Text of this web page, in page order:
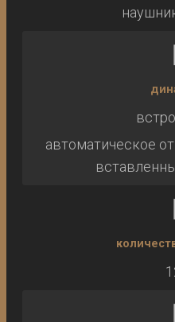
автоматическое